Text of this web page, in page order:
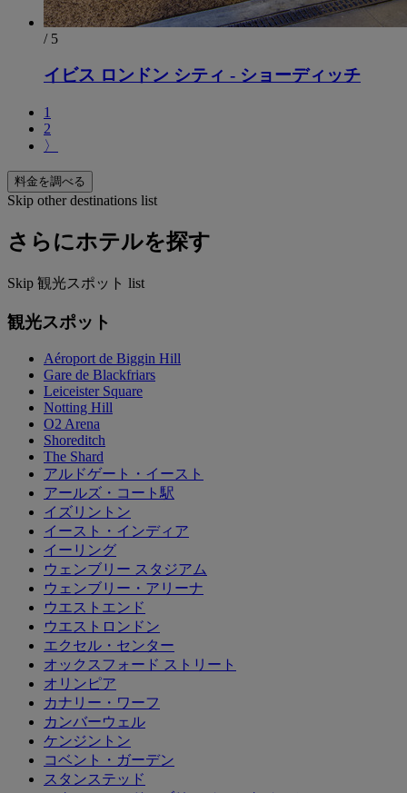
/ 5
イビス ロンドン シティ - ショーディッチ
1
2
〉
料金を調べる
Skip other destinations list
さらにホテルを探す
Skip 観光スポット list
観光スポット
Aéroport de Biggin Hill
Gare de Blackfriars
Leiceister Square
Notting Hill
O2 Arena
Shoreditch
The Shard
アルドゲート・イースト
アールズ・コート駅
イズリントン
イースト・インディア
イーリング
ウェンブリー スタジアム
ウェンブリー・アリーナ
ウエストエンド
ウエストロンドン
エクセル・センター
オックスフォード ストリート
オリンピア
カナリー・ワーフ
カンバーウェル
ケンジントン
コベント・ガーデン
スタンステッド